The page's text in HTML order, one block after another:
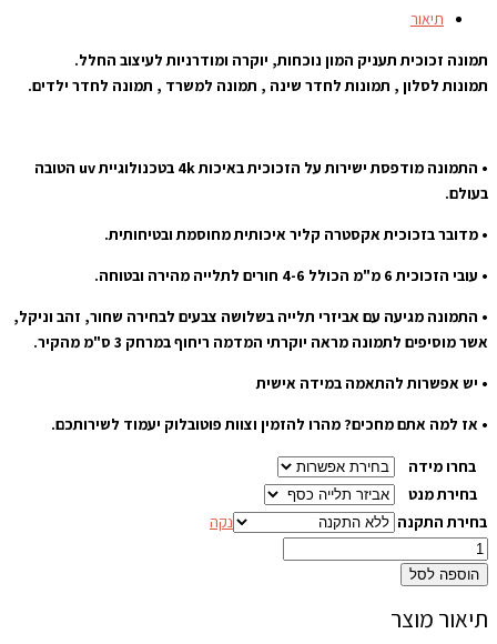
תיאור
תמונה זכוכית תעניק המון נוכחות, יוקרה ומודרניות לעיצוב החלל.
תמונות לסלון , תמונות לחדר שינה , תמונה למשרד , תמונה לחדר ילדים.
• התמונה מודפסת ישירות על הזכוכית באיכות 4k בטכנולוגיית uv הטובה
בעולם.
• מדובר בזכוכית אקסטרה קליר איכותית מחוסמת ובטיחותית.
• עובי הזכוכית 6 מ"מ הכולל 4-6 חורים לתלייה מהירה ובטוחה.
• התמונה מגיעה עם אביזרי תלייה בשלושה צבעים לבחירה שחור, זהב וניקל,
אשר מוסיפים לתמונה מראה יוקרתי המדמה ריחוף במרחק 3 ס"מ מהקיר.
• יש אפשרות להתאמה במידה אישית
• אז למה אתם מחכים? מהרו להזמין וצוות פוטובלוק יעמוד לשירותכם.
בחרו מידה
בחירת מנט
בחירת התקנה
נקה
הוספה לסל
תיאור מוצר